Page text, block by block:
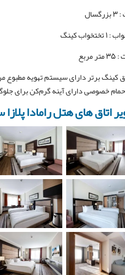
کینگ
خصوصی دارای آینه گرم‌کن برای
اتاق های هتل رامادا